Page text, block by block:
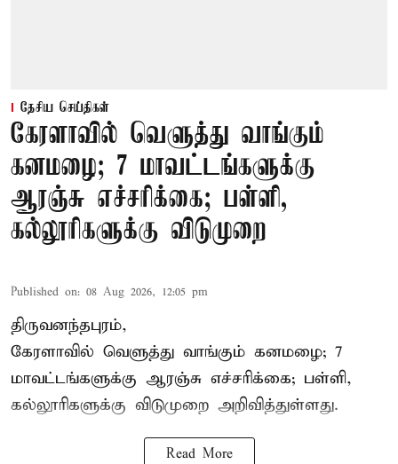
தேசிய செய்திகள்
கேரளாவில் வெளுத்து வாங்கும்
கனமழை; 7 மாவட்டங்களுக்கு
ஆரஞ்சு எச்சரிக்கை; பள்ளி,
கல்லூரிகளுக்கு விடுமுறை
Published on: 08 Aug 2026, 12:05 pm
திருவனந்தபுரம்,
கேரளாவில் வெளுத்து வாங்கும் கனமழை; 7
மாவட்டங்களுக்கு ஆரஞ்சு எச்சரிக்கை; பள்ளி,
கல்லூரிகளுக்கு விடுமுறை அறிவித்துள்ளது.
Read More